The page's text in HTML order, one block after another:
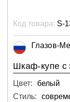
Код товара: S-
Глазов-
Шкаф-купе с
Цвет:
белый
Стиль: